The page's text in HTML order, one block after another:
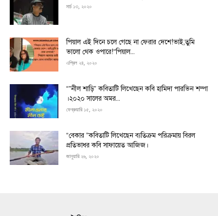
মার্চ ১৩, ২০২০
পিয়াল এই দিনে চলে গেছে না ফেরার দেশে!ভাই,তুমি
ভালো থেক ওপারে!“পিয়াল...
এপ্রিল ২৪, ২০২০
“”নীল শাড়ি” কবিতাটি লিখেছেন কবি হামিদা পারভিন শম্পা
।২০২০ সালের অমর...
ফেব্রুয়ারি ১৫, ২০২০
“বেকার ”কবিতাটি লিখেছেন ব্যতিক্রম পরিক্রমায় বিরল
প্রতিভাধর কবি সাফায়েত আজিজ।
জানুয়ারি ২৬, ২০২০